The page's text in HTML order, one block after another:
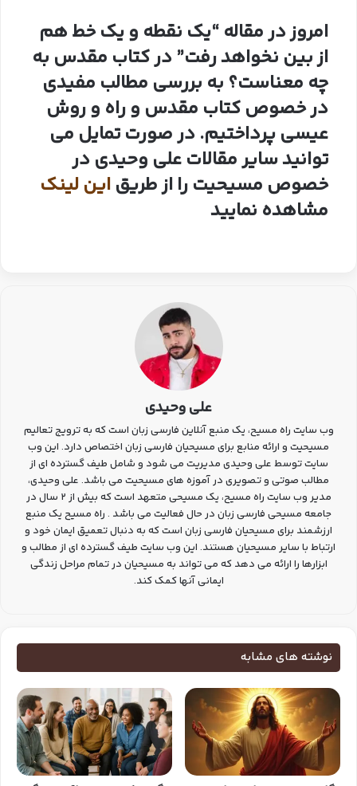
امروز در مقاله “یک نقطه و یک خط هم
از بین نخواهد رفت” در کتاب مقدس به
چه معناست؟ به بررسی مطالب مفیدی
در خصوص کتاب مقدس و راه و روش
عیسی پرداختیم. در صورت تمایل می
توانید سایر مقالات علی وحیدی در
خصوص مسیحیت را از طریقاین لینک
مشاهده نمایید
علی وحیدی
وب سایت راه مسیح، یک منبع آنلاین فارسی زبان است که به ترویج تعالیم
مسیحیت و ارائه منابع برای مسیحیان فارسی زبان اختصاص دارد. این وب
سایت توسط علی وحیدی مدیریت می شود و شامل طیف گسترده ای از
مطالب صوتی و تصویری در آموزه های مسیحیت می باشد. علی وحیدی،
مدیر وب سایت راه مسیح، یک مسیحی متعهد است که بیش از 2 سال در
جامعه مسیحی فارسی زبان در حال فعالیت می باشد . راه مسیح یک منبع
ارزشمند برای مسیحیان فارسی زبان است که به دنبال تعمیق ایمان خود و
ارتباط با سایر مسیحیان هستند. این وب سایت طیف گسترده ای از مطالب و
ابزارها را ارائه می دهد که می تواند به مسیحیان در تمام مراحل زندگی
ایمانی آنها کمک کند.
نوشته های مشابه